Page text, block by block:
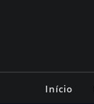
Início